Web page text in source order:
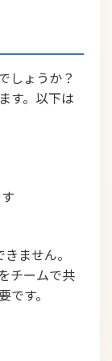
しょうか？
す。以下は
ません。
チームで共
す。